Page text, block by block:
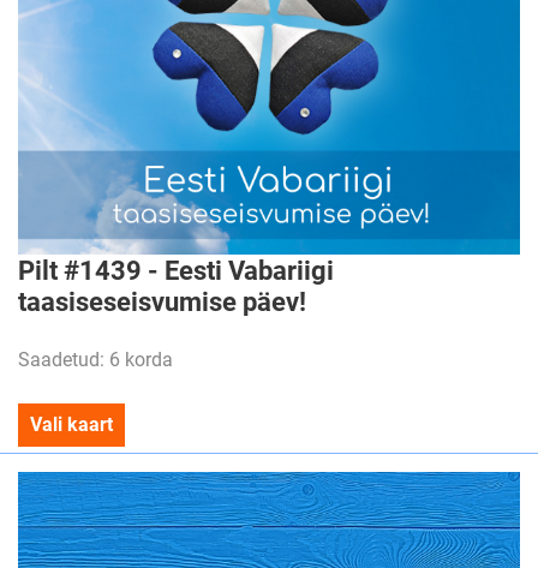
Pilt #1439 - Eesti Vabariigi
taasiseseisvumise päev!
Saadetud: 6 korda
Vali kaart